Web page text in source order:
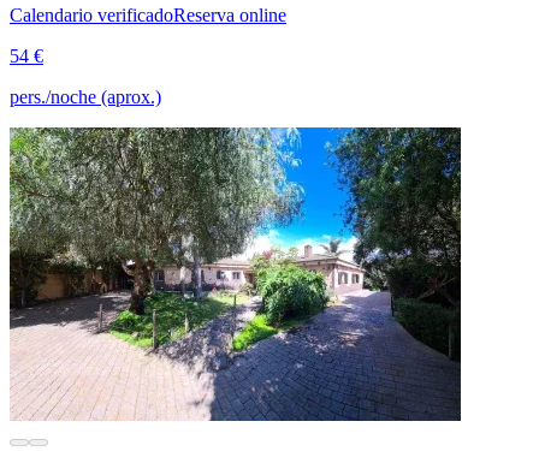
Calendario verificadoReserva online
54 €
pers./noche (aprox.)